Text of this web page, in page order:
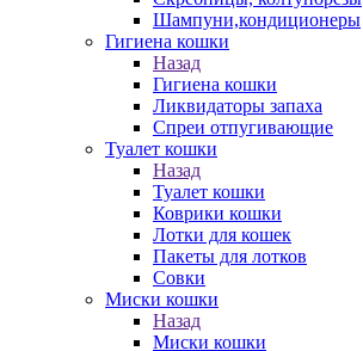
Шампуни,кондиционеры
Гигиена кошки
Назад
Гигиена кошки
Ликвидаторы запаха
Спреи отпугивающие
Туалет кошки
Назад
Туалет кошки
Коврики кошки
Лотки для кошек
Пакеты для лотков
Совки
Миски кошки
Назад
Миски кошки